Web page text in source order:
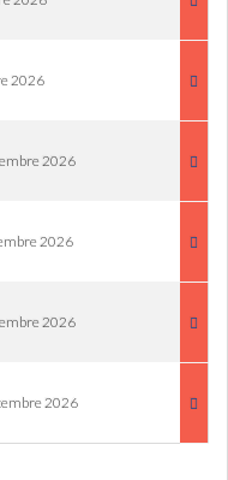
2026
2026
2026
2026
2026